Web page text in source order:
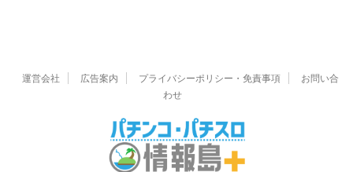
運営会社 広告案内 プライバシーポリシー・免責事項
お問い合
わせ